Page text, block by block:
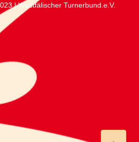
| Westfälischer Turnerbund.e.V.